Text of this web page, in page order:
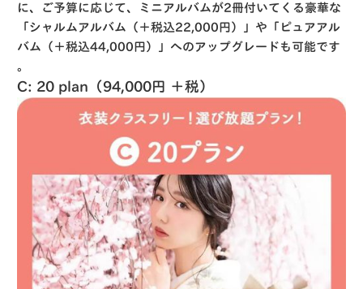
に、ご予算に応じて、ミニアルバムが2冊付いてくる豪華な
「シャルムアルバム（＋税込22,000円）」や「ピュアアル
バム（＋税込44,000円）」へのアップグレードも可能です
。
C: 20 plan（94,000円 ＋税）